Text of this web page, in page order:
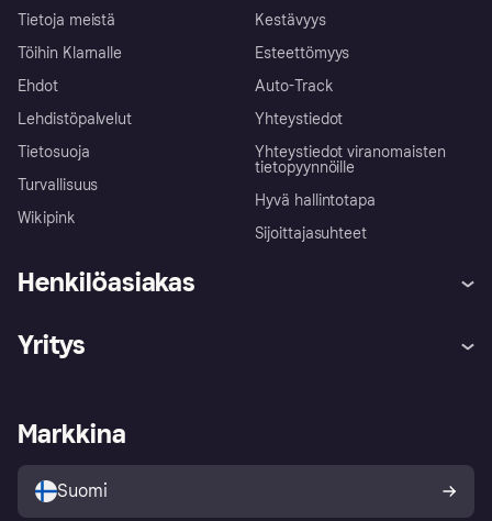
Tietoja meistä
Töihin Klarnalle
Ehdot
Lehdistöpalvelut
Tietosuoja
Turvallisuus
Wikipink
Kestävyys
Esteettömyys
Auto-Track
Yhteystiedot
Yhteystiedot viranomaisten
tietopyynnöille
Hyvä hallintotapa
Sijoittajasuhteet
Henkilöasiakas
Kirjaudu sisään
Tutustu kauppoihin
Ostajan turva
Yritys
Kirjaudu sisään yrityksenä
Markkina
Suomi